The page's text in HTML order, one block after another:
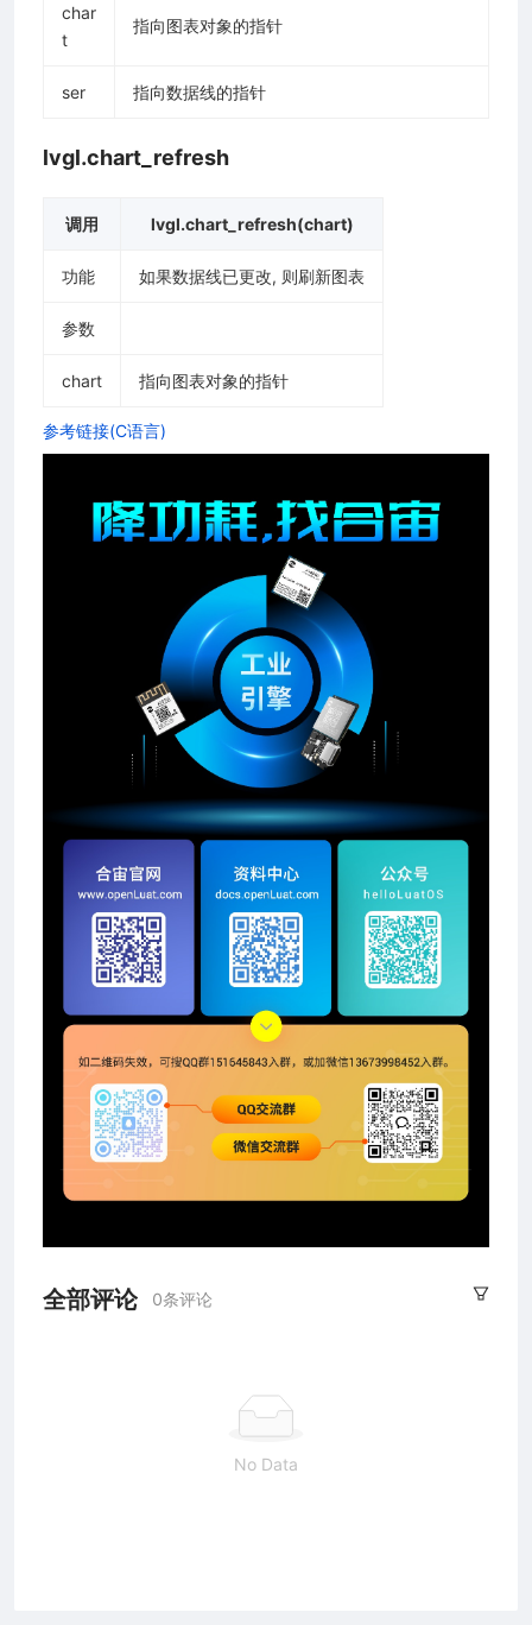
char
t
指向图表对象的指针
ser 指向数据线的指针
lvgl.chart_refresh
调用 lvgl.chart_refresh(chart)
功能 如果数据线已更改, 则刷新图表
参数
chart 指向图表对象的指针
参考链接(C语言)
全部评论 0条评论
No Data